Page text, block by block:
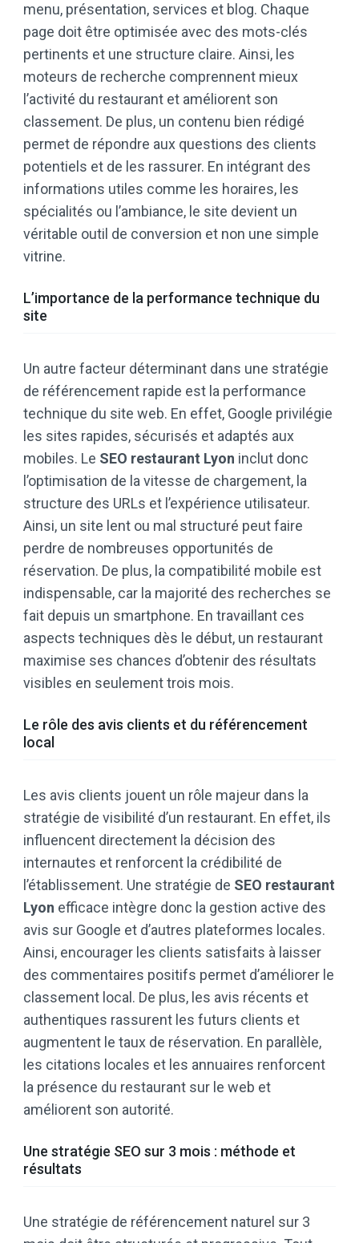
menu, présentation, services et blog. Chaque
page doit être optimisée avec des mots-clés
pertinents et une structure claire. Ainsi, les
moteurs de recherche comprennent mieux
l’activité du restaurant et améliorent son
classement. De plus, un contenu bien rédigé
permet de répondre aux questions des clients
potentiels et de les rassurer. En intégrant des
informations utiles comme les horaires, les
spécialités ou l’ambiance, le site devient un
véritable outil de conversion et non une simple
vitrine.
L’importance de la performance technique du
site
Un autre facteur déterminant dans une stratégie
de référencement rapide est la performance
technique du site web. En effet, Google privilégie
les sites rapides, sécurisés et adaptés aux
mobiles. Le SEO restaurant Lyon inclut donc
l’optimisation de la vitesse de chargement, la
structure des URLs et l’expérience utilisateur.
Ainsi, un site lent ou mal structuré peut faire
perdre de nombreuses opportunités de
réservation. De plus, la compatibilité mobile est
indispensable, car la majorité des recherches se
fait depuis un smartphone. En travaillant ces
aspects techniques dès le début, un restaurant
maximise ses chances d’obtenir des résultats
visibles en seulement trois mois.
Le rôle des avis clients et du référencement
local
Les avis clients jouent un rôle majeur dans la
stratégie de visibilité d’un restaurant. En effet, ils
influencent directement la décision des
internautes et renforcent la crédibilité de
l’établissement. Une stratégie de SEO restaurant
Lyon efficace intègre donc la gestion active des
avis sur Google et d’autres plateformes locales.
Ainsi, encourager les clients satisfaits à laisser
des commentaires positifs permet d’améliorer le
classement local. De plus, les avis récents et
authentiques rassurent les futurs clients et
augmentent le taux de réservation. En parallèle,
les citations locales et les annuaires renforcent
la présence du restaurant sur le web et
améliorent son autorité.
Une stratégie SEO sur 3 mois : méthode et
résultats
Une stratégie de référencement naturel sur 3